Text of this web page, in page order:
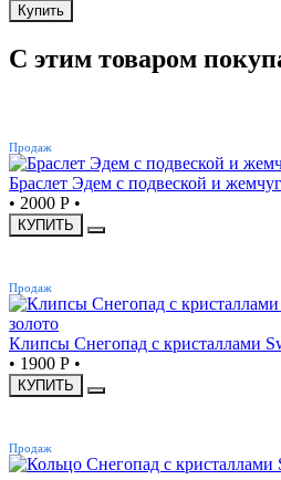
Купить
С этим товаром
Продаж
Браслет Эдем с подвеской и
• 2000 Р •
КУПИТЬ
Продаж
Клипсы Снегопад с кристаллами
• 1900 Р •
КУПИТЬ
Продаж